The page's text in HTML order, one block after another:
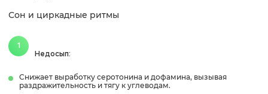
Сон и циркадные ритмы
Недосып:
Снижает выработку серотонина и дофамина, вызывая
раздражительность и тягу к углеводам.